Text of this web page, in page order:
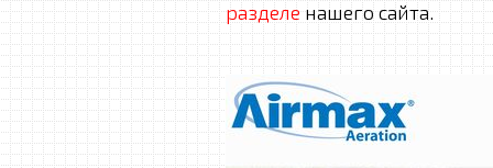
разделенашего сайта.